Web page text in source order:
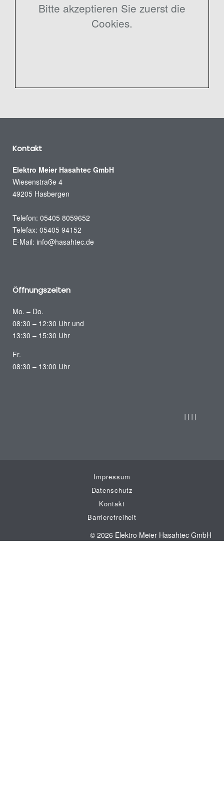
Bitte akzeptieren Sie zuerst die
Cookies.
Kontakt
Elektro Meier Hasahtec GmbH
Wiesenstraße 4
49205 Hasbergen
Telefon: 05405 8059652
Telefax: 05405 94152
E-Mail: info@hasahtec.de
Öffnungszeiten
Mo. – Do.
08:30 – 12:30 Uhr und
13:30 – 15:30 Uhr
Fr.
08:30 – 13:00 Uhr
Impressum
Datenschutz
Kontakt
Barrierefreiheit
© 2026 Elektro Meier Hasahtec GmbH